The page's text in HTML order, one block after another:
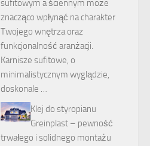
sufitowym a ściennym może
znacząco wpłynąć na charakter
Twojego wnętrza oraz
funkcjonalność aranżacji.
Karnisze sufitowe, o
minimalistycznym wyglądzie,
doskonale …
Klej do styropianu
Greinplast – pewność
trwałego i solidnego montażu